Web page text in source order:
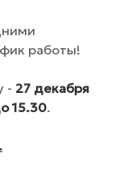
работы!
- 27 декабря
15.30.